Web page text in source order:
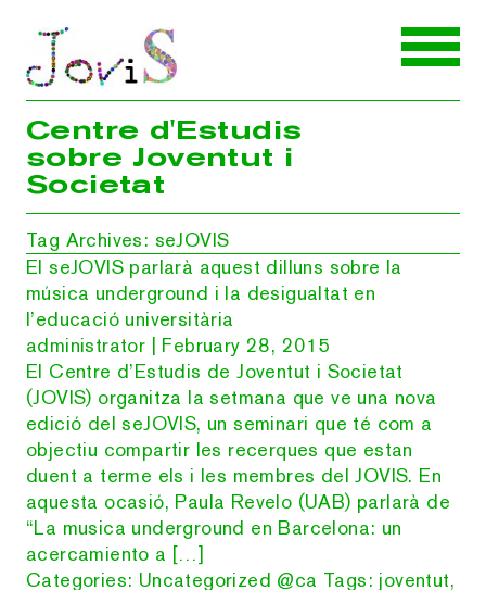
Centre d'Estudis
sobre Joventut i
Societat
Tag Archives: seJOVIS
El seJOVIS parlarà aquest dilluns sobre la
música underground i la desigualtat en
l’educació universitària
administrator
February 28, 2015
El Centre d’Estudis de Joventut i Societat
(JOVIS) organitza la setmana que ve una nova
edició del seJOVIS, un seminari que té com a
objectiu compartir les recerques que estan
duent a terme els i les membres del JOVIS. En
aquesta ocasió, Paula Revelo (UAB) parlarà de
“La musica underground en Barcelona: un
acercamiento a […]
Categories: Uncategorized @ca Tags: joventut,